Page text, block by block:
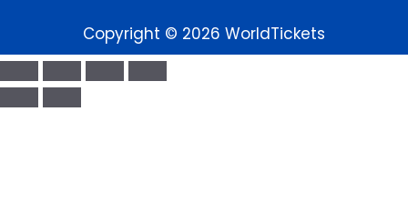
Copyright © 2026 WorldTickets